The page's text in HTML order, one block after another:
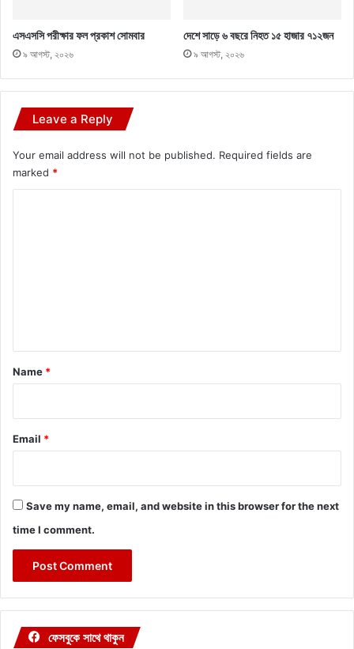
এসএসসি পরীক্ষার ফল প্রকাশ সোমবার
৯ আগস্ট, ২০২৬
দেশে সাড়ে ৬ বছরে নিহত ১৫ হাজার ৭১২জন
৯ আগস্ট, ২০২৬
Leave a Reply
Your email address will not be published. Required fields are
marked *
*
Name *
Email *
Save my name, email, and website in this browser for the next
time I comment.
ফেসবুকে সাথে থাকুন